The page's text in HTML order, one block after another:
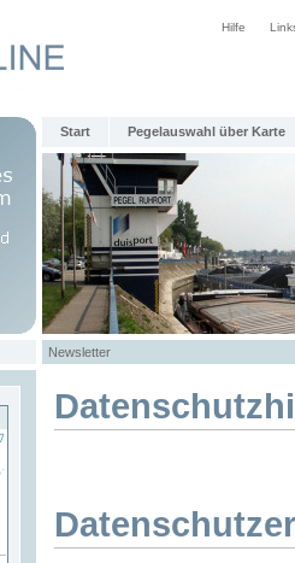
Hilfe
Start Pegelauswahl über Karte
Newsletter